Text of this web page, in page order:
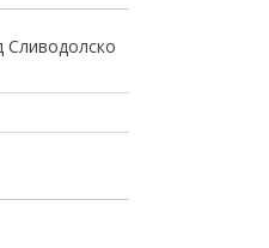
Сливодолско